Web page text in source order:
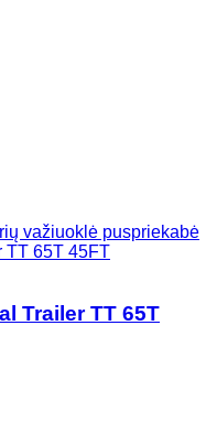
važiuoklė puspriekabė
TT 65T 45FT
Trailer TT 65T